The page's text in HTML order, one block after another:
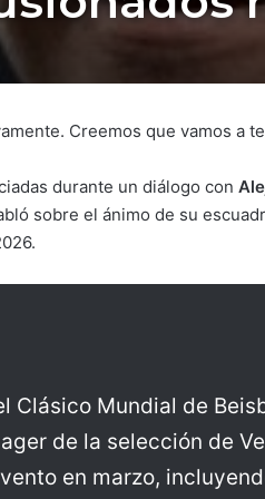
Creemos que vamos a
durante un diálogo con
sobre el ánimo de su
Clásico Mundial de
de la selección de
en marzo,